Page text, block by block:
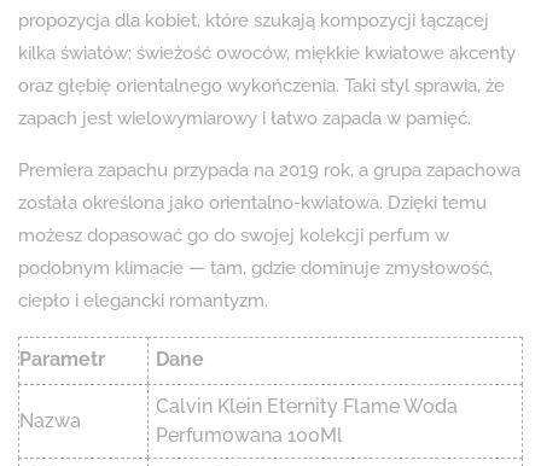
propozycja dla kobiet, które szukają kompozycji łączącej
kilka światów: świeżość owoców, miękkie kwiatowe akcenty
oraz głębię orientalnego wykończenia. Taki styl sprawia, że
zapach jest wielowymiarowy i łatwo zapada w pamięć.
Premiera zapachu przypada na 2019 rok, a grupa zapachowa
została określona jako orientalno-kwiatowa. Dzięki temu
możesz dopasować go do swojej kolekcji perfum w
podobnym klimacie — tam, gdzie dominuje zmysłowość,
ciepło i elegancki romantyzm.
Parametr Dane
Nazwa
Calvin Klein Eternity Flame Woda
Perfumowana 100Ml